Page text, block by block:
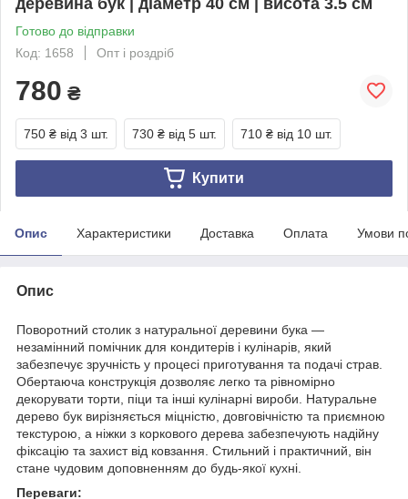
Готово до відправки
Код: 1658
Опт і роздріб
780 ₴
750 ₴ від 3 шт. 730 ₴ від 5 шт. 710 ₴ від 10 шт.
Купити
Опис Характеристики Доставка Оплата Умови
Опис
Поворотний столик з натуральної деревини бука —
незамінний помічник для кондитерів і кулінарів, який
забезпечує зручність у процесі приготування та подачі страв.
Обертаюча конструкція дозволяє легко та рівномірно
декорувати торти, піци та інші кулінарні вироби. Натуральне
дерево бук вирізняється міцністю, довговічністю та приємною
текстурою, а ніжки з коркового дерева забезпечують надійну
фіксацію та захист від ковзання. Стильний і практичний, він
стане чудовим доповненням до будь-якої кухні.
Переваги: